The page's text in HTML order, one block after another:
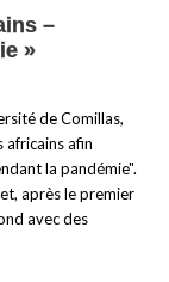
–
»
de Comillas,
africains afin
la pandémie".
après le premier
avec des